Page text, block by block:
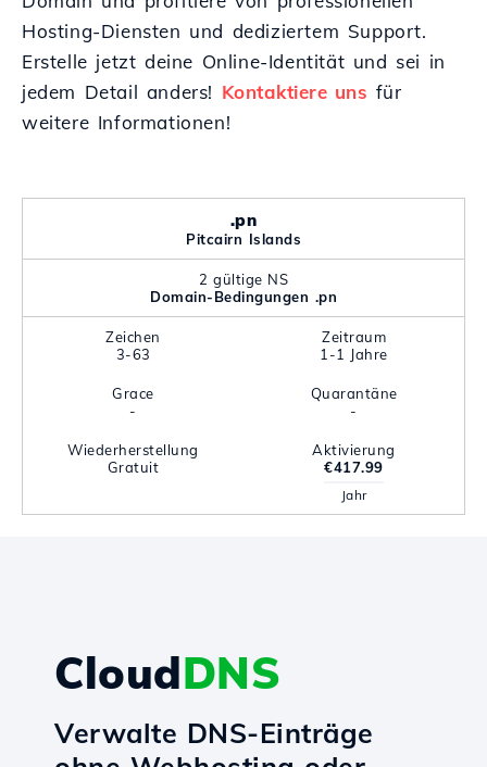
Hosting-Diensten und dediziertem Support.
Erstelle jetzt deine Online-Identität und sei in
jedem Detail anders! Kontaktiere uns für
weitere Informationen!
.pn
Pitcairn Islands
2 gültige NS
Domain-Bedingungen .pn
Zeichen
3-63
Zeitraum
1-1 Jahre
Grace
-
Quarantäne
-
Wiederherstellung
Gratuit
Aktivierung
€417.99
Jahr
CloudDNS
Verwalte DNS-Einträge